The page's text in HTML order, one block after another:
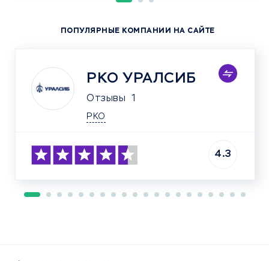
ПОПУЛЯРНЫЕ КОМПАНИИ НА САЙТЕ
РКО УРАЛСИБ
Отзывы 1
РКО
4.3